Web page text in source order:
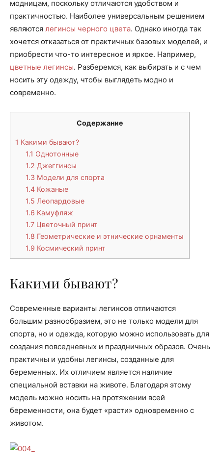
модницам, поскольку отличаются удобством и
практичностью. Наиболее универсальным решением
являются легинсы черного цвета. Однако иногда так
хочется отказаться от практичных базовых моделей, и
приобрести что-то интересное и яркое. Например,
цветные легинсы. Разберемся, как выбирать и с чем
носить эту одежду, чтобы выглядеть модно и
современно.
Содержание
1 Какими бывают?
1.1 Однотонные
1.2 Джеггинсы
1.3 Модели для спорта
1.4 Кожаные
1.5 Леопардовые
1.6 Камуфляж
1.7 Цветочный принт
1.8 Геометрические и этнические орнаменты
1.9 Космический принт
Какими бывают?
Современные варианты легинсов отличаются
большим разнообразием, это не только модели для
спорта, но и одежда, которую можно использовать для
создания повседневных и праздничных образов. Очень
практичны и удобны легинсы, созданные для
беременных. Их отличием является наличие
специальной вставки на животе. Благодаря этому
модель можно носить на протяжении всей
беременности, она будет «расти» одновременно с
животом.